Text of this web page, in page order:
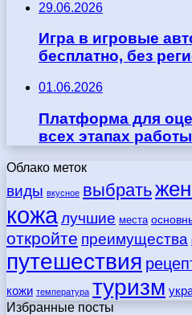
29.06.2026
Игра в игровые
бесплатно, без
01.06.2026
Платформа для
всех этапах
Облако меток
виды вкусное выбрать
кожа лучшие места
откройте преимущества
путешествия
кожи температура туризм
Избранные посты